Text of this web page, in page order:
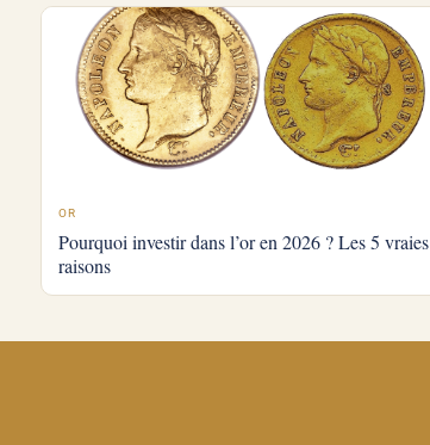
OR
Pourquoi investir dans l’or en 2026 ? Les 5 vraies
raisons